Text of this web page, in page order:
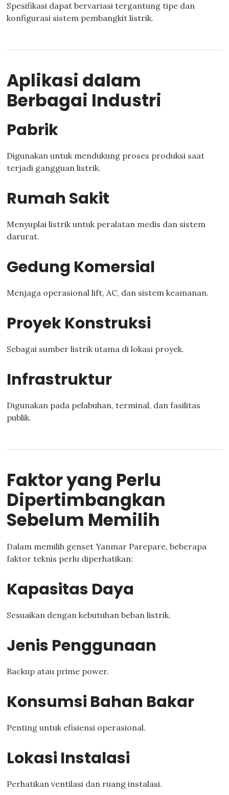
Spesifikasi dapat bervariasi tergantung tipe dan
konfigurasi sistem pembangkit listrik.
Aplikasi dalam
Berbagai Industri
Pabrik
Digunakan untuk mendukung proses produksi saat
terjadi gangguan listrik.
Rumah Sakit
Menyuplai listrik untuk peralatan medis dan sistem
darurat.
Gedung Komersial
Menjaga operasional lift, AC, dan sistem keamanan.
Proyek Konstruksi
Sebagai sumber listrik utama di lokasi proyek.
Infrastruktur
Digunakan pada pelabuhan, terminal, dan fasilitas
publik.
Faktor yang Perlu
Dipertimbangkan
Sebelum Memilih
Dalam memilih genset Yanmar Parepare, beberapa
faktor teknis perlu diperhatikan:
Kapasitas Daya
Sesuaikan dengan kebutuhan beban listrik.
Jenis Penggunaan
Backup atau prime power.
Konsumsi Bahan Bakar
Penting untuk efisiensi operasional.
Lokasi Instalasi
Perhatikan ventilasi dan ruang instalasi.